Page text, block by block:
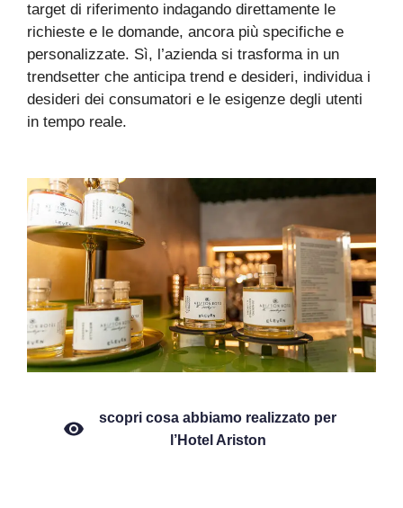
target di riferimento indagando direttamente le
richieste e le domande, ancora più specifiche e
personalizzate. Sì, l’azienda si trasforma in un
trendsetter che anticipa trend e desideri, individua i
desideri dei consumatori e le esigenze degli utenti
in tempo reale.
scopri cosa abbiamo realizzato per
l’Hotel Ariston